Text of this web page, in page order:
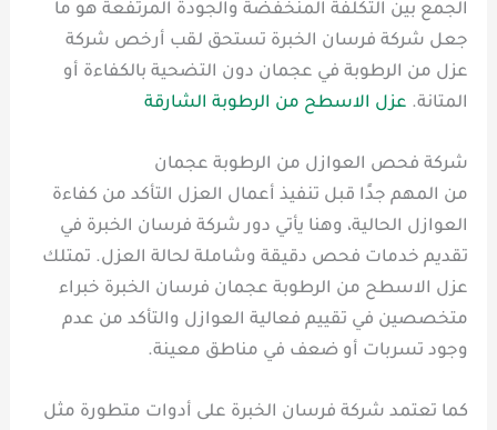
الجمع بين التكلفة المنخفضة والجودة المرتفعة هو ما
جعل شركة فرسان الخبرة تستحق لقب أرخص شركة
عزل من الرطوبة في عجمان دون التضحية بالكفاءة أو
المتانة. عزل الاسطح من الرطوبة الشارقة
شركة فحص العوازل من الرطوبة عجمان
من المهم جدًا قبل تنفيذ أعمال العزل التأكد من كفاءة
العوازل الحالية، وهنا يأتي دور شركة فرسان الخبرة في
تقديم خدمات فحص دقيقة وشاملة لحالة العزل. تمتلك
عزل الاسطح من الرطوبة عجمان فرسان الخبرة خبراء
متخصصين في تقييم فعالية العوازل والتأكد من عدم
وجود تسربات أو ضعف في مناطق معينة.
كما تعتمد شركة فرسان الخبرة على أدوات متطورة مثل